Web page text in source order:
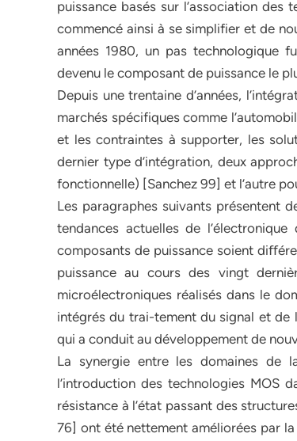
puissance basés sur l’association
commencé ainsi à se simplifier et de
années 1980, un pas technologique
devenu le composant de puissance le
Depuis une trentaine d’années,
marchés spécifiques comme
et les contraintes à supporter, les
dernier type d’intégration, deux
fonctionnelle) [Sanchez 99] et l’autre
Les paragraphes suivants présentent
tendances actuelles de
composants de puissance soient
puissance au cours des vingt
microélectroniques réalisés dans le
intégrés du trai-tement du signal et de
qui a conduit au développement de
La synergie entre les domaines de
l’introduction des technologies MOS
résistance à l’état passant des
76] ont été nettement améliorées par